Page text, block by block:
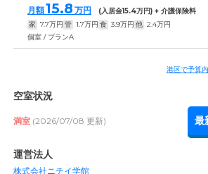
月額15.8 万円 (入居金15.4万円) + 介護保険料
家 7.7万円 管 1.7万円 食 3.9万円 他 2.4万円
個室 / プランA
港区で予算
空室状況
満室 (2026/07/08 更新) 最
運営法人
株式会社ニチイ学館